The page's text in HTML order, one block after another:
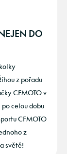
DO
z pořadu
CFMOTO v
celou dobu
CFMOTO
z
světě!